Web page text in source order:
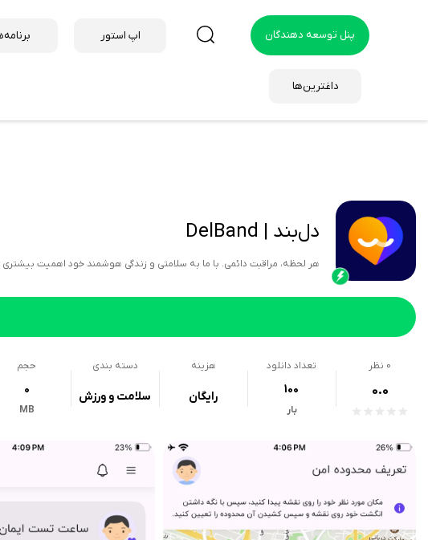
پنل توسعه دهندگان اپ استور
داغترین‌ها
دل‌بند | DelBand
هر لحظه، مراقبت دائمی. با ما به سلامتی و زندگی هوشمند خود اهمیت
0 نظر
0.0
تعداد دانلود
100
بار
هزینه
رایگان
دسته بندی
سلامت و ورزش
حجم
0
MB